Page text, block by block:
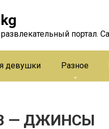
портал.
девушки Разное
— ДЖИНСЫ